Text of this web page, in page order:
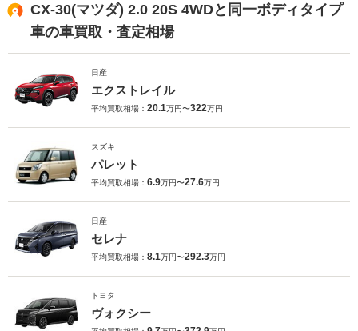
CX-30(マツダ) 2.0 20S 4WDと同一ボディタイプ
車の車買取・査定相場
日産
エクストレイル
平均買取相場： 20.1万円〜322万円
スズキ
パレット
平均買取相場： 6.9万円〜27.6万円
日産
セレナ
平均買取相場： 8.1万円〜292.3万円
トヨタ
ヴォクシー